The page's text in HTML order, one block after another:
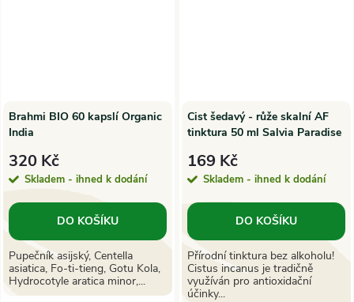
Brahmi BIO 60 kapslí Organic
India
320 Kč
Skladem - ihned k dodání
DO KOŠÍKU
Pupečník asijský, Centella
asiatica, Fo-ti-tieng, Gotu Kola,
Hydrocotyle aratica minor,...
Cist šedavý - růže skalní AF
tinktura 50 ml Salvia Paradise
169 Kč
Skladem - ihned k dodání
DO KOŠÍKU
Přírodní tinktura bez alkoholu!
Cistus incanus je tradičně
využíván pro antioxidační
účinky...